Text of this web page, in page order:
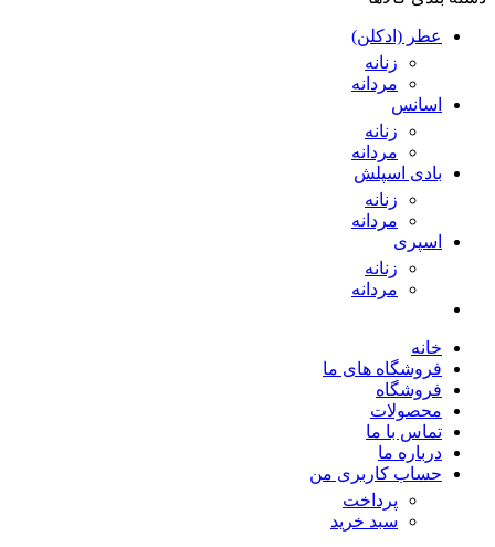
عطر (ادکلن)
زنانه
مردانه
اسانس
زنانه
مردانه
بادی اسپلش
زنانه
مردانه
اسپری
زنانه
مردانه
خانه
فروشگاه های ما
فروشگاه
محصولات
تماس با ما
درباره ما
حساب کاربری من
پرداخت
سبد خرید